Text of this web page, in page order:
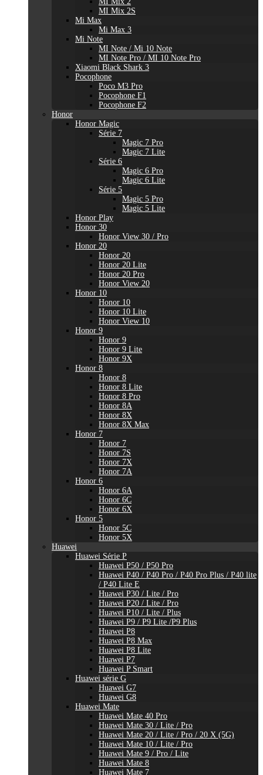
MI Mix 2S
Mi Max
Mi Max 3
Mi Note
MI Note / Mi 10 Note
MI Note Pro / MI 10 Note Pro
Xiaomi Black Shark 3
Pocophone
Poco M3 Pro
Pocophone F1
Pocophone F2
Honor
Honor Magic
Série 7
Magic 7 Pro
Magic 7 Lite
Série 6
Magic 6 Pro
Magic 6 Lite
Série 5
Magic 5 Pro
Magic 5 Lite
Honor Play
Honor 30
Honor View 30 / Pro
Honor 20
Honor 20
Honor 20 Lite
Honor 20 Pro
Honor View 20
Honor 10
Honor 10
Honor 10 Lite
Honor View 10
Honor 9
Honor 9
Honor 9 Lite
Honor 9X
Honor 8
Honor 8
Honor 8 Lite
Honor 8 Pro
Honor 8A
Honor 8X
Honor 8X Max
Honor 7
Honor 7
Honor 7S
Honor 7X
Honor 7A
Honor 6
Honor 6A
Honor 6C
Honor 6X
Honor 5
Honor 5C
Honor 5X
Huawei
Huawei Série P
Huawei P50 / P50 Pro
Huawei P40 / P40 Pro / P40 Pro Plus / P40 lite
/ P40 Lite E
Huawei P30 / Lite / Pro
Huawei P20 / Lite / Pro
Huawei P10 / Lite / Plus
Huawei P9 / P9 Lite /P9 Plus
Huawei P8
Huawei P8 Max
Huawei P8 Lite
Huawei P7
Huawei P Smart
Huawei série G
Huawei G7
Huawei G8
Huawei Mate
Huawei Mate 40 Pro
Huawei Mate 30 / Lite / Pro
Huawei Mate 20 / Lite / Pro / 20 X (5G)
Huawei Mate 10 / Lite / Pro
Huawei Mate 9 / Pro / Lite
Huawei Mate 8
Huawei Mate 7